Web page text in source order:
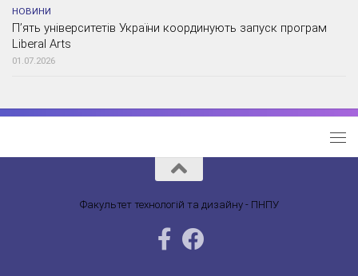
НОВИНИ
П’ять університетів України координують запуск програм
Liberal Arts
01.07.2026
Факультет технологій та дизайну - ПНПУ